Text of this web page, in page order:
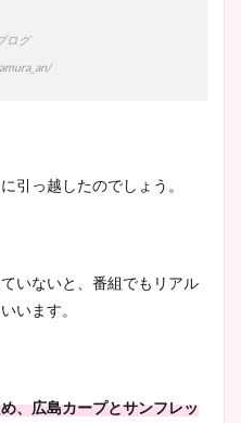
宇賀神メグアナのニット画像
まとめた！
ログ
引っ越したのでしょう。
いないと、番組でもリアル
います。
、広島カープとサンフレッ